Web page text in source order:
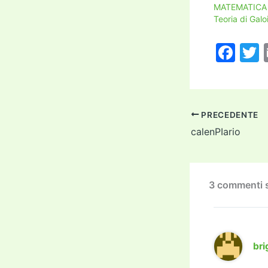
Teoria di
F
c
e
b
o
k
PRECEDENTE
calenPIario
3 commenti